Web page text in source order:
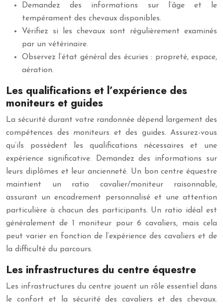
Demandez des informations sur l’âge et le
tempérament des chevaux disponibles.
Vérifiez si les chevaux sont régulièrement examinés
par un vétérinaire.
Observez l’état général des écuries : propreté, espace,
aération.
Les qualifications et l’expérience des
moniteurs et guides
La sécurité durant votre randonnée dépend largement des
compétences des moniteurs et des guides. Assurez-vous
qu’ils possèdent les qualifications nécessaires et une
expérience significative. Demandez des informations sur
leurs diplômes et leur ancienneté. Un bon centre équestre
maintient un ratio cavalier/moniteur raisonnable,
assurant un encadrement personnalisé et une attention
particulière à chacun des participants. Un ratio idéal est
généralement de 1 moniteur pour 6 cavaliers, mais cela
peut varier en fonction de l’expérience des cavaliers et de
la difficulté du parcours.
Les infrastructures du centre équestre
Les infrastructures du centre jouent un rôle essentiel dans
le confort et la sécurité des cavaliers et des chevaux.